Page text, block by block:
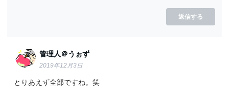
返信する
管理人＠うぉず
2019年12月3日
とりあえず全部ですね。笑